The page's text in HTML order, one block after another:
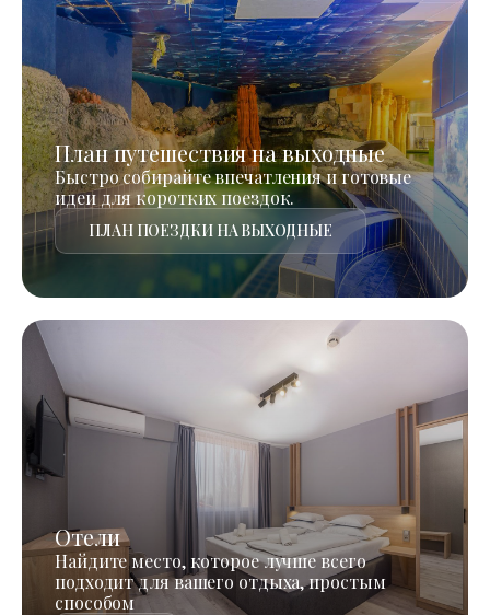
План путешествия на выходные
Быстро собирайте впечатления и готовые
идеи для коротких поездок.
ПЛАН ПОЕЗДКИ НА ВЫХОДНЫЕ
Отели
Найдите место, которое лучше всего
подходит для вашего отдыха, простым
способом